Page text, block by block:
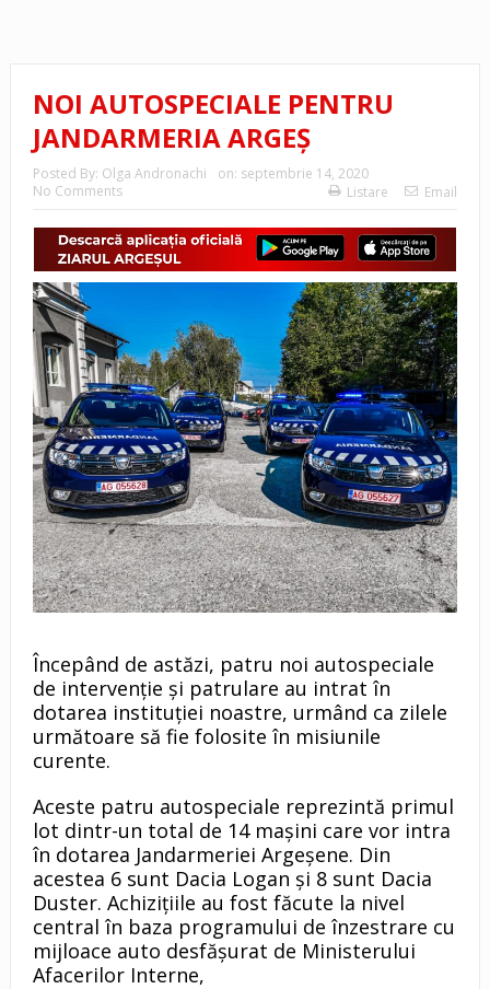
NOI AUTOSPECIALE PENTRU
JANDARMERIA ARGEȘ
Posted By: Olga Andronachi on: septembrie 14, 2020
No Comments
Listare Email
Începând de astăzi, patru noi autospeciale
de intervenție și patrulare au intrat în
dotarea instituției noastre, urmând ca zilele
următoare să fie folosite în misiunile
curente.
Aceste patru autospeciale reprezintă primul
lot dintr-un total de 14 mașini care vor intra
în dotarea Jandarmeriei Argeșene. Din
acestea 6 sunt Dacia Logan și 8 sunt Dacia
Duster. Achizițiile au fost făcute la nivel
central în baza programului de înzestrare cu
mijloace auto desfășurat de Ministerului
Afacerilor Interne,